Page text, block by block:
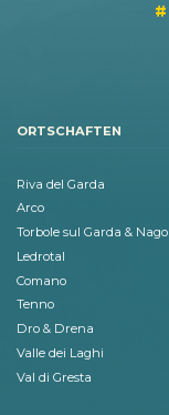
ORTSCHAFTEN
Riva del Garda
Arco
Torbole sul Garda & Nago
Ledrotal
Comano
Tenno
Dro & Drena
Valle dei Laghi
Val di Gresta